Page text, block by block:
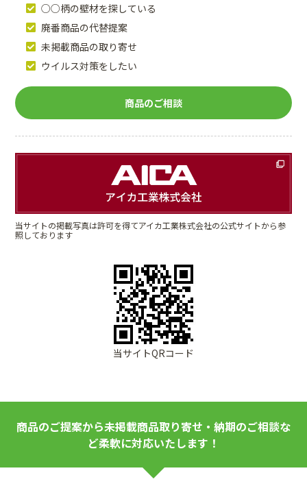
○○柄の壁材を探している
廃番商品の代替提案
未掲載商品の取り寄せ
ウイルス対策をしたい
商品のご相談
当サイトの掲載写真は許可を得てアイカ工業株式会社の公式サイトから参
照しております
当サイトQRコード
商品のご提案から未掲載商品取り寄せ・納期のご相談な
ど柔軟に対応いたします！